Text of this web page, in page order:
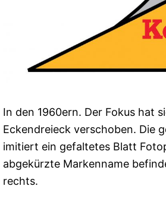
In den 1960ern. Der Fokus hat
Eckendreieck verschoben. Die
imitiert ein gefaltetes Blatt
abgekürzte Markenname
rechts.